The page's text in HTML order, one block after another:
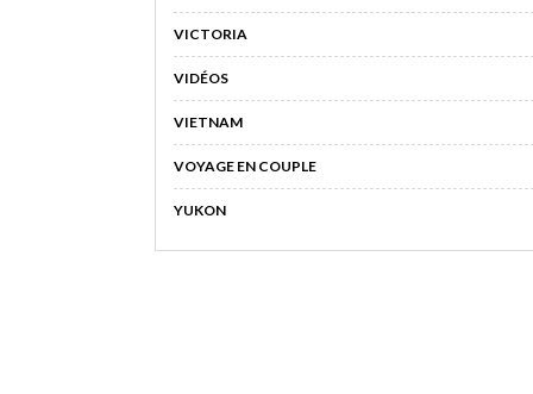
VICTORIA
VIDÉOS
VIETNAM
VOYAGE EN COUPLE
YUKON